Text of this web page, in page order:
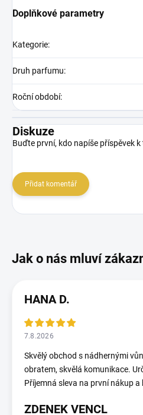
Doplňkové parametry
Kategorie:
Druh parfumu:
Roční období:
Diskuze
Buďte první, kdo napíše příspěvek
Přidat komentář
HANA D.
7.8.2026
Skvělý obchod s nádhernými
obratem, skvělá komunikace.
Příjemná sleva na první nákup a
ZDENEK VENCL